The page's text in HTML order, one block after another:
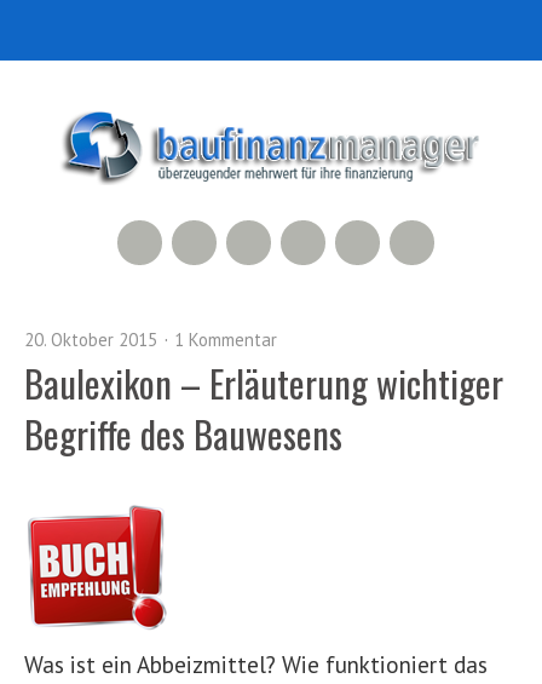
Facebook
500px
LinkedIn
Xing
RSS Feed
20. Oktober 2015 1 Kommentar
Baulexikon – Erläuterung wichtiger
Begriffe des Bauwesens
Was ist ein Abbeizmittel? Wie funktioniert das